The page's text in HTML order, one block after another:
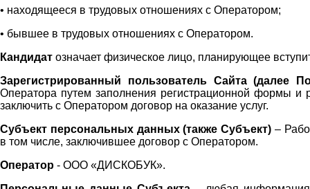
• находящееся в трудовых отношениях с Оператором;
• бывшее в трудовых отношениях с Оператором.
Кандидат означает физическое лицо, планирующее
Зарегистрированный пользователь Сайта (далее
Оператора путем заполнения регистрационной формы и
заключить с Оператором договор на оказание услуг.
Субъект персональных данных (также Субъект) –
в том числе, заключившее договор с Оператором.
Оператор - ООО «ДИСКОБУК».